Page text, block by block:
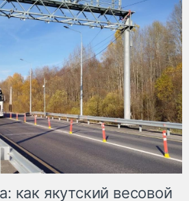
как якутский весовой